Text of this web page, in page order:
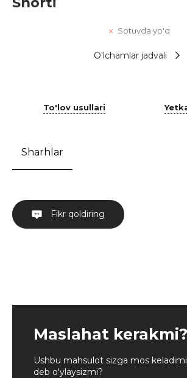
Sotuvda yo'q
O'lchamlar jadvali
To'lov usullari
Sharhlar
Fikr qoldiring
Maslahat kerakmi?
Ushbu mahsulot sizga mos
deb o'ylaysizmi?